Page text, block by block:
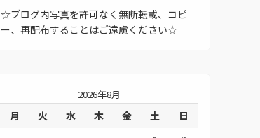
☆ブログ内写真を許可なく無断転載、コピ
ー、再配布することはご遠慮ください☆
2026年8月
月 火 水 木 金 土 日